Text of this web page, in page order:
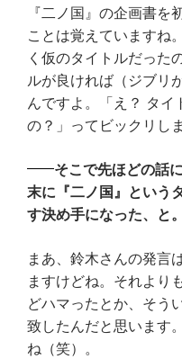
『二ノ国』の企画書
ことは覚えていますね
く仮のタイトルだった
ルが良ければ（ジブリ
んですよ。「え？ タイ
の？」ってビックリし
そこで先ほどの話
末に『二ノ国』という
す決め手になった、と。
まあ、鈴木さんの発言
ますけどね。それより
どハマったとか、そう
致したんだと思います
ね（笑）。